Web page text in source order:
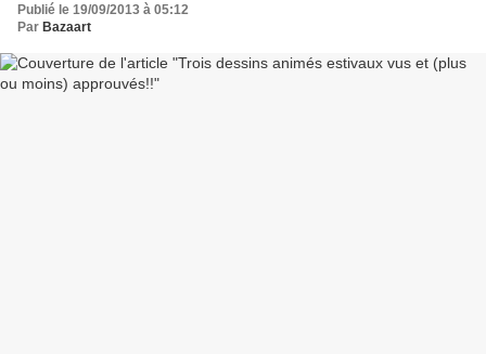
Publié le 19/09/2013 à 05:12
Par Bazaart